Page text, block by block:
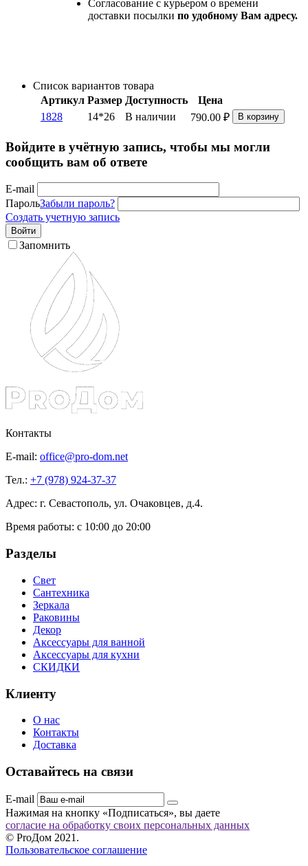
Согласование с курьером о времени
доставки посылки по удобному Вам адресу.
Список вариантов товара
Артикул Размер Доступность
Цена
1828
14*26 В наличии 790.00 ₽ В корзину
Войдите в учётную запись, чтобы мы могли
сообщить вам об ответе
E-mail
ПарольЗабыли пароль?
Создать учетную запись
Войти
Запомнить
Контакты
E-mail: office@pro-dom.net
Тел.: +7 (978) 924-37-37
Адрес: г. Севастополь, ул. Очаковцев, д.4.
Время работы: с 10:00 до 20:00
Разделы
Свет
Сантехника
Зеркала
Раковины
Декор
Аксессуары для ванной
Аксессуары для кухни
СКИДКИ
Клиенту
О нас
Контакты
Доставка
Оставайтесь на связи
E-mail
Нажимая на кнопку «Подписаться», вы даете
согласие на обработку своих персональных данных
© ProДом 2021.
Пользовательское соглашение